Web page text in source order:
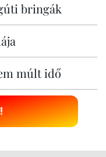
bringák
múlt idő